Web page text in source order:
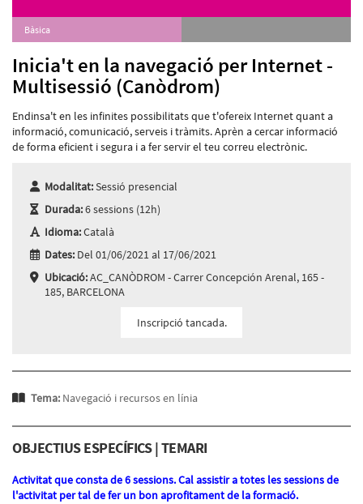
Bàsica
Inicia't en la navegació per Internet -
Multisessió (Canòdrom)
Endinsa't en les infinites possibilitats que t'ofereix Internet quant a
informació, comunicació, serveis i tràmits. Aprèn a cercar informació
de forma eficient i segura i a fer servir el teu correu electrònic.
Modalitat:Sessió presencial
Durada:6 sessions (12h)
Idioma:Català
Dates: Del 01/06/2021 al 17/06/2021
Ubicació:AC_CANÒDROM - Carrer Concepción Arenal, 165 -
185, BARCELONA
Inscripció tancada.
Tema: Navegació i recursos en línia
OBJECTIUS ESPECÍFICS | TEMARI
Activitat que consta de 6 sessions. Cal assistir a totes les sessions de
l'activitat per tal de fer un bon aprofitament de la formació.